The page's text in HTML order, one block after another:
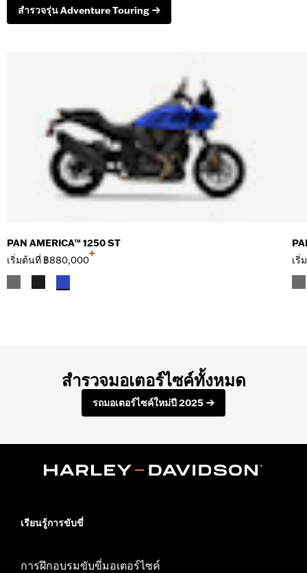
สำรวจรุ่น Adventure Touring
PAN AMERICA™ 1250 ST
เริ่มต้นที่ ฿880,000
+
เริ่
สำรวจมอเตอร์ไซค์ทั้งหมด
รถมอเตอร์ไซค์ใหม่ปี 2025
เรียนรู้การขับขี่
การฝึกอบรมขับขี่มอเตอร์ไซค์